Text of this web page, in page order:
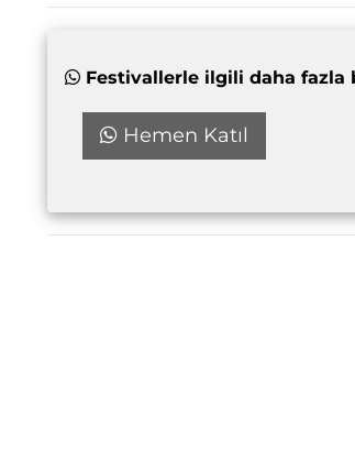
Festivallerle ilgili daha fazla
Hemen Katıl